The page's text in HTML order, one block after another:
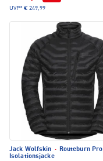
UVP* € 249,99
Jack Wolfskin · Routeburn Pro
Isolationsjacke